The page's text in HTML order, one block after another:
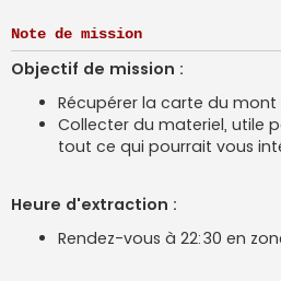
Note de mission
Objectif de mission :
Récupérer la carte du mont
Collecter du materiel, utile
tout ce qui pourrait vous
Heure d'extraction :
Rendez-vous à 22:30 en